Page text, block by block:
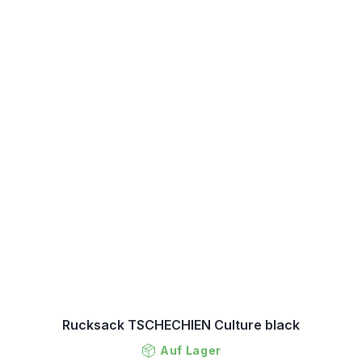
Rucksack TSCHECHIEN Culture black
Auf Lager